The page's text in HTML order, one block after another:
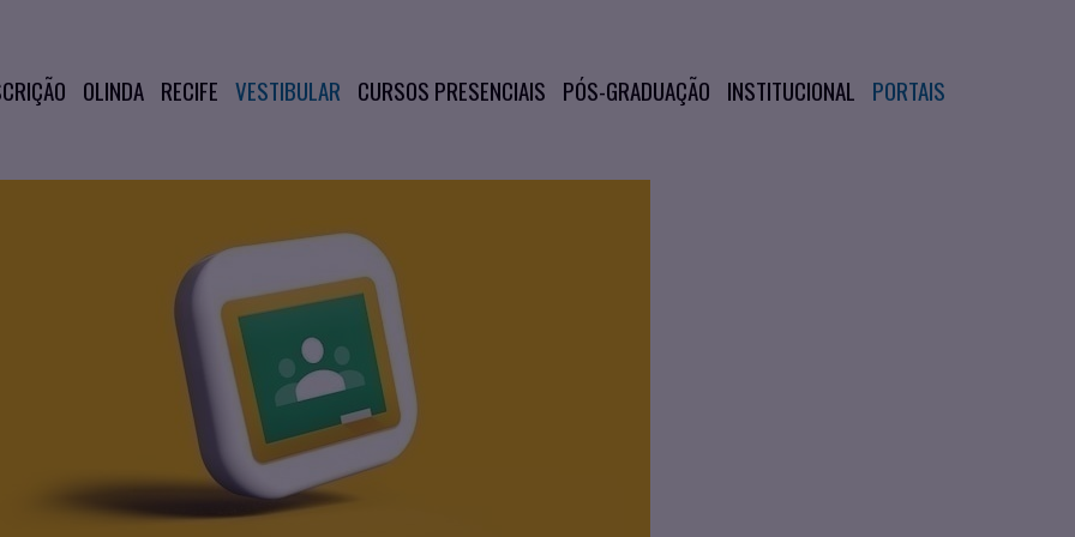
OLINDA RECIFE VESTIBULAR CURSOS PRESENCIAIS PÓS-GRADUAÇÃO INSTITUCIONAL PORTAIS